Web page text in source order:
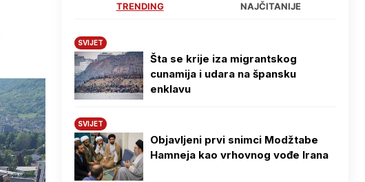
TRENDING NAJČITANIJE
SVIJET
Šta se krije iza migrantskog
cunamija i udara na špansku
enklavu
SVIJET
Objavljeni prvi snimci Modžtabe
Hamneja kao vrhovnog vođe Irana